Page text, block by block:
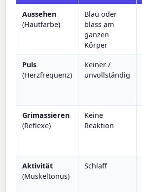
Aussehen
(Hautfarbe)
Blau oder
blass am
ganzen
Körper
Puls
(Herzfrequenz)
Keiner /
unvollständig
Grimassieren
(Reflexe)
Keine
Reaktion
Aktivität
(Muskeltonus)
Schlaff